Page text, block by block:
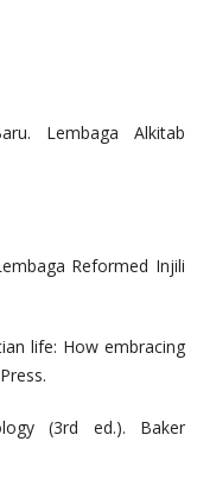
Lembaga Alkitab
Reformed Injili
life: How embracing
(3rd ed.). Baker